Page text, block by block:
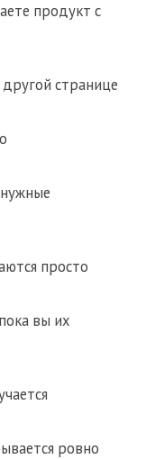
продукт с
странице
просто
вы их
ровно